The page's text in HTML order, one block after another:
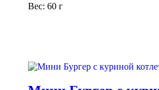
Вес: 60 г